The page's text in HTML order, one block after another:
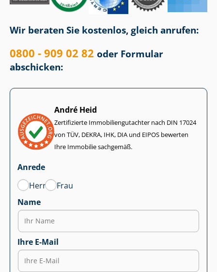
Wir beraten Sie kostenlos, gleich anrufen:
0800 - 909 02 82 oder Formular
abschicken:
André Heid
Zertifizierte Im­mo­bi­li­en­gut­ach­ter nach DIN 17024
von TÜV, DEKRA, IHK, DIA und EIPOS bewerten
Ihre Immobilie sachgemäß.
Anrede
Herr
Frau
Name
Ihre E-Mail